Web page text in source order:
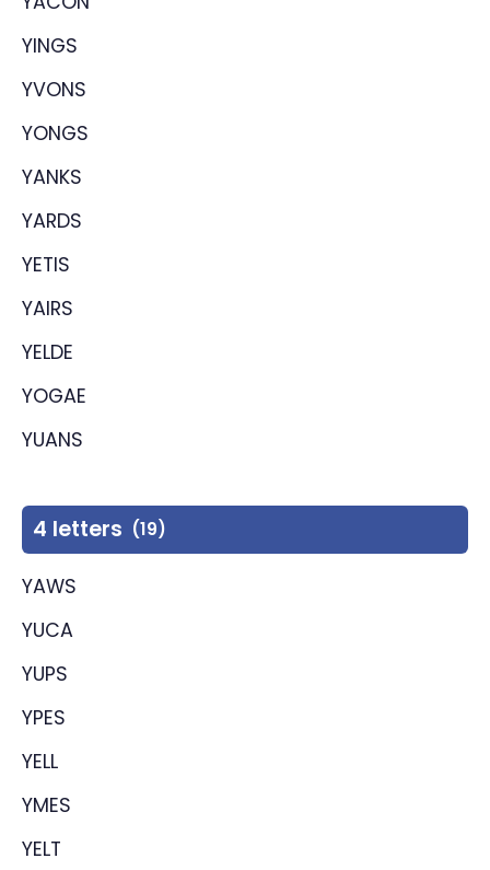
YINGS
YVONS
YONGS
YANKS
YARDS
YETIS
YAIRS
YELDE
YOGAE
YUANS
4 letters (19)
YAWS
YUCA
YUPS
YPES
YELL
YMES
YELT